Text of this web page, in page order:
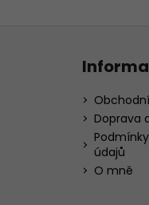
Doprava
údajů
O mně